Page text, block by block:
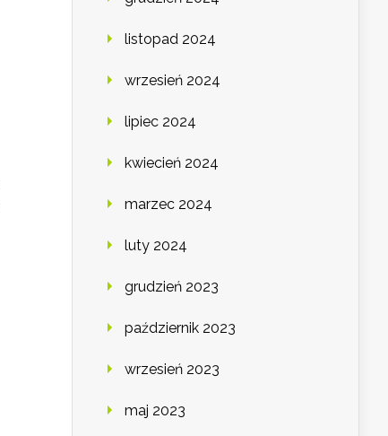
listopad 2024
wrzesień 2024
lipiec 2024
kwiecień 2024
marzec 2024
luty 2024
grudzień 2023
październik 2023
wrzesień 2023
maj 2023